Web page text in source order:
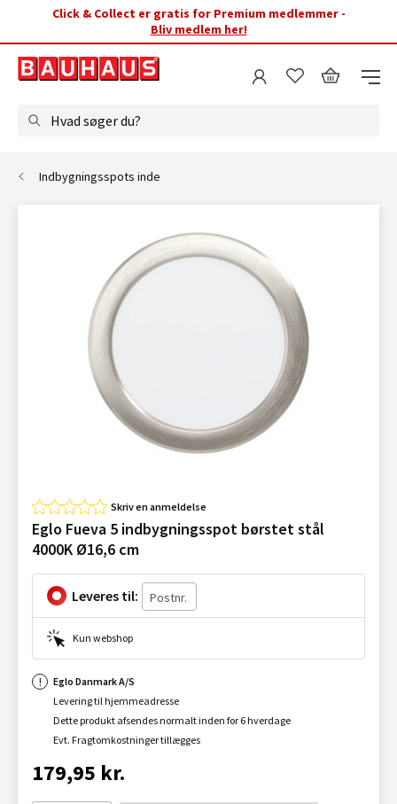
Click & Collect er gratis for Premium medlemmer -
Bliv medlem her!
Hvad søger du?
Indbygningsspots inde
Skriv en anmeldelse
Eglo Fueva 5 indbygningsspot børstet stål
4000K Ø16,6 cm
Leveres til:
Kun webshop
Eglo Danmark A/S
Levering til hjemmeadresse
Dette produkt afsendes normalt inden for 6 hverdage
Evt. Fragtomkostninger tillægges
179,95 kr.